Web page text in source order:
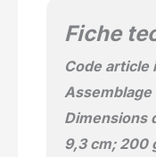
Fiche
Code
Assemblage
Dimensions
9,3 cm; 200